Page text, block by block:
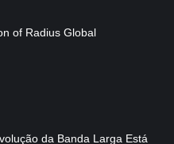
of Radius Global
da Banda Larga Está